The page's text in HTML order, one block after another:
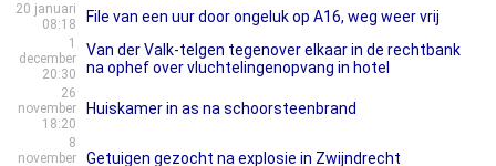
20 januari
08:18
File van een uur door ongeluk op A16, weg weer vrij
1
december
20:30
Van der Valk-telgen tegenover elkaar in de rechtbank
na ophef over vluchtelingenopvang in hotel
26
november
18:20
Huiskamer in as na schoorsteenbrand
8
november
Getuigen gezocht na explosie in Zwijndrecht